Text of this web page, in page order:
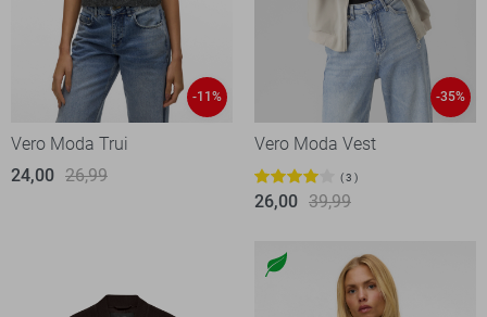
-11%
Vero Moda Trui
24,00 26,99
-35%
Vero Moda Vest
3
26,00 39,99